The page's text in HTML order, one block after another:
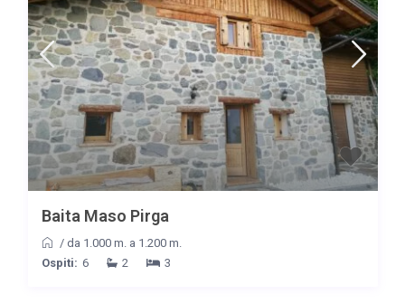
Baita Maso Pirga
/ da 1.000 m. a 1.200 m.
Ospiti: 6 2 3